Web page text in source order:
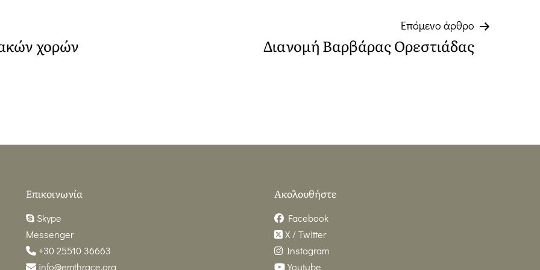
χορών
Επόμενο άρθρο
Διανομή Βαρβάρας Ορεστιάδας
Επικοινωνία
Skype
Messenger
+30 25510 36663
info@emthrace.org
Ακολουθήστε
Facebook
X / Twitter
Instagram
Youtube